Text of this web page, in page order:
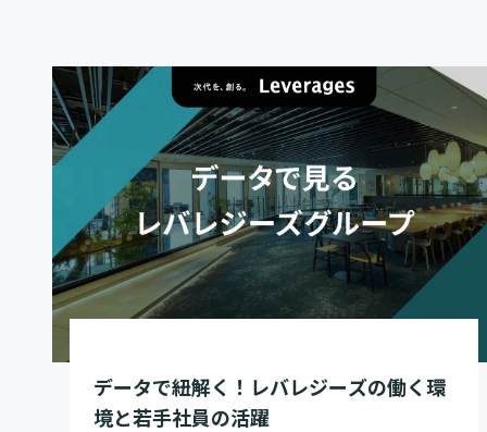
データで紐解く！レバレジーズの働く環
境と若手社員の活躍